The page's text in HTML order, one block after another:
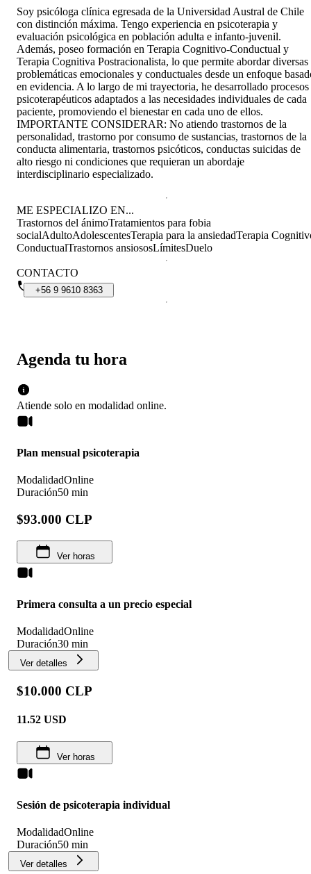
Agenda tu hora
Atiende solo en modalidad online.
Plan mensual psicoterapia
ModalidadOnline
Duración50 min
$93.000 CLP
Ver horas
Primera consulta a un precio especial
ModalidadOnline
Duración30 min
Ver detalles
$10.000 CLP
11.52 USD
Ver horas
Sesión de psicoterapia individual
ModalidadOnline
Duración50 min
Ver detalles
Soy psicóloga clínica egresada de la Universidad Austral de Chile
con distinción máxima. Tengo experiencia en psicoterapia y
evaluación psicológica en población adulta e infanto-juvenil.
Además, poseo formación en Terapia Cognitivo-Conductual y
Terapia Cognitiva Postracionalista, lo que permite abordar diversas
problemáticas emocionales y conductuales desde un enfoque
en evidencia. A lo largo de mi trayectoria, he desarrollado procesos
psicoterapéuticos adaptados a las necesidades individuales de cada
paciente, promoviendo el bienestar en cada uno de ellos.
IMPORTANTE CONSIDERAR: No atiendo trastornos de la
personalidad, trastorno por consumo de sustancias, trastornos de la
conducta alimentaria, trastornos psicóticos, conductas suicidas de
alto riesgo ni condiciones que requieran un abordaje
interdisciplinario especializado.
ME ESPECIALIZO EN...
Trastornos del ánimoTratamientos para fobia
socialAdultoAdolescentesTerapia para la ansiedadTerapia
ConductualTrastornos ansiososLímitesDuelo
CONTACTO
+56 9 9610 8363